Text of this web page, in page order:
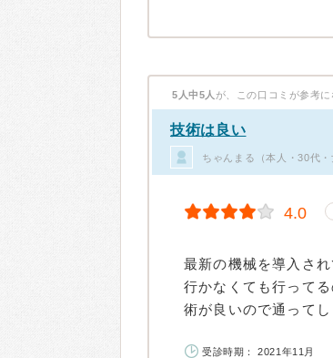
5人中5人 が、この口コミが参考
技術は良い
ちゃんまる（本人・30代・
4.0
最新の機械を導入さ
行かなくても行って
術が良いので通って
受診時期： 2021年11月